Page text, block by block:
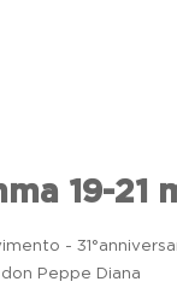
19-21
-
Peppe Diana